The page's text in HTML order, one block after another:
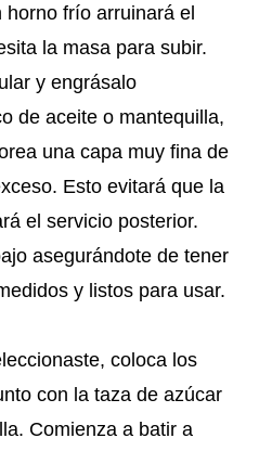
frío arruinará el
la masa para subir.
y engrásalo
de aceite o mantequilla,
una capa muy fina de
Esto evitará que la
el servicio posterior.
asegurándote de tener
y listos para usar.
coloca los
con la taza de azúcar
Comienza a batir a